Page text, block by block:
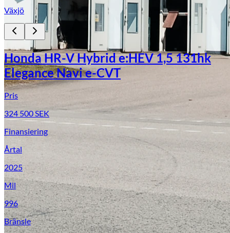
Växjö
Honda HR-V Hybrid e:HEV 1,5 131hk
Elegance Navi e-CVT
Pris
324 500 SEK
Finansiering
Årtal
2025
Mil
996
Bränsle